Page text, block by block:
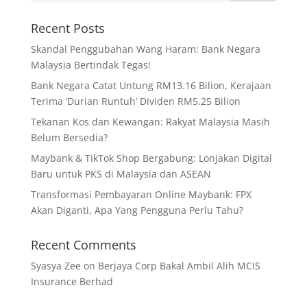
Recent Posts
Skandal Penggubahan Wang Haram: Bank Negara
Malaysia Bertindak Tegas!
Bank Negara Catat Untung RM13.16 Bilion, Kerajaan
Terima ‘Durian Runtuh’ Dividen RM5.25 Bilion
Tekanan Kos dan Kewangan: Rakyat Malaysia Masih
Belum Bersedia?
Maybank & TikTok Shop Bergabung: Lonjakan Digital
Baru untuk PKS di Malaysia dan ASEAN
Transformasi Pembayaran Online Maybank: FPX
Akan Diganti, Apa Yang Pengguna Perlu Tahu?
Recent Comments
Syasya Zee on Berjaya Corp Bakal Ambil Alih MCIS
Insurance Berhad